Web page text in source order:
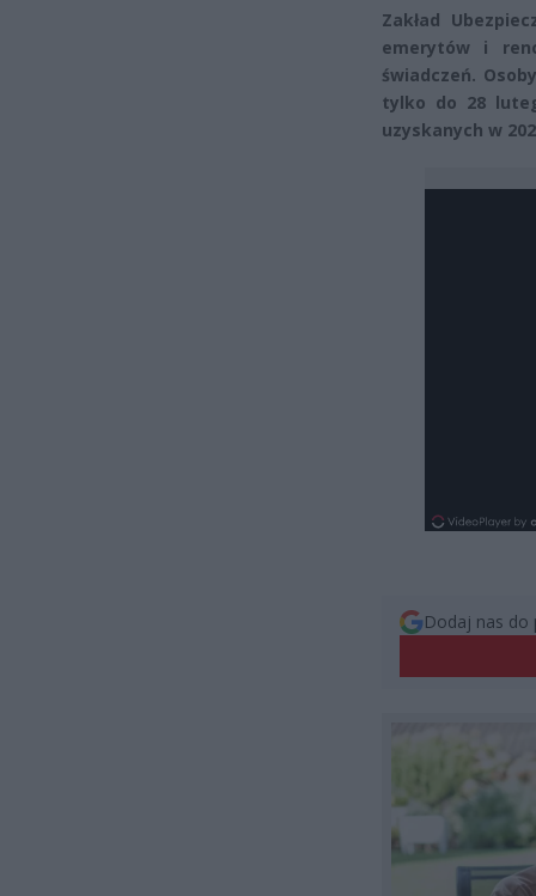
Zakład
emerytów i
świadczeń.
tylko do 28
uzyskanych w
Dodaj nas do